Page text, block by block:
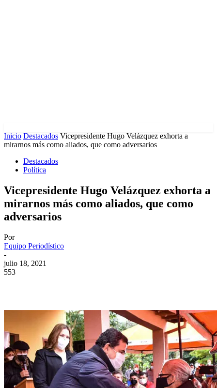
Inicio Destacados Vicepresidente Hugo Velázquez exhorta a
mirarnos más como aliados, que como adversarios
Destacados
Política
Vicepresidente Hugo Velázquez exhorta a
mirarnos más como aliados, que como
adversarios
Por
Equipo Periodístico
-
julio 18, 2021
553